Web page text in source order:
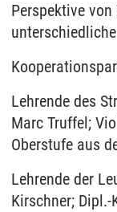
Perspektive
Lehrende des
Marc Truffel;
Oberstufe aus
Lehrende der
Kirschner;